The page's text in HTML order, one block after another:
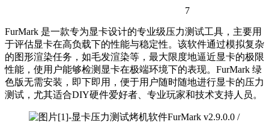
7
FurMark 是一款专为显卡设计的专业级压力测试工具，主要用
于评估显卡在高负载下的性能与稳定性。该软件通过模拟复杂
的图形渲染任务，如毛发渲染等，最大限度地逼近显卡的极限
性能，使用户能够检测显卡在极端环境下的表现。FurMark 绿
色版无需安装，即下即用，便于用户随时随地进行显卡的压力
测试，尤其适合DIY硬件爱好者、专业玩家和技术支持人员。